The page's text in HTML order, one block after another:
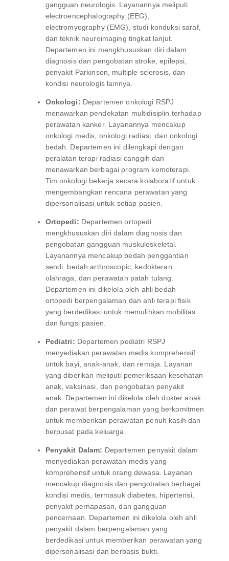
gangguan neurologis. Layanannya meliputi
electroencephalography (EEG),
electromyography (EMG), studi konduksi saraf,
dan teknik neuroimaging tingkat lanjut.
Departemen ini mengkhususkan diri dalam
diagnosis dan pengobatan stroke, epilepsi,
penyakit Parkinson, multiple sclerosis, dan
kondisi neurologis lainnya.
Onkologi: Departemen onkologi RSPJ
menawarkan pendekatan multidisiplin terhadap
perawatan kanker. Layanannya mencakup
onkologi medis, onkologi radiasi, dan onkologi
bedah. Departemen ini dilengkapi dengan
peralatan terapi radiasi canggih dan
menawarkan berbagai program kemoterapi.
Tim onkologi bekerja secara kolaboratif untuk
mengembangkan rencana perawatan yang
dipersonalisasi untuk setiap pasien.
Ortopedi: Departemen ortopedi
mengkhususkan diri dalam diagnosis dan
pengobatan gangguan muskuloskeletal.
Layanannya mencakup bedah penggantian
sendi, bedah arthroscopic, kedokteran
olahraga, dan perawatan patah tulang.
Departemen ini dikelola oleh ahli bedah
ortopedi berpengalaman dan ahli terapi fisik
yang berdedikasi untuk memulihkan mobilitas
dan fungsi pasien.
Pediatri: Departemen pediatri RSPJ
menyediakan perawatan medis komprehensif
untuk bayi, anak-anak, dan remaja. Layanan
yang diberikan meliputi pemeriksaan kesehatan
anak, vaksinasi, dan pengobatan penyakit
anak. Departemen ini dikelola oleh dokter anak
dan perawat berpengalaman yang berkomitmen
untuk memberikan perawatan penuh kasih dan
berpusat pada keluarga.
Penyakit Dalam: Departemen penyakit dalam
menyediakan perawatan medis yang
komprehensif untuk orang dewasa. Layanan
mencakup diagnosis dan pengobatan berbagai
kondisi medis, termasuk diabetes, hipertensi,
penyakit pernapasan, dan gangguan
pencernaan. Departemen ini dikelola oleh ahli
penyakit dalam berpengalaman yang
berdedikasi untuk memberikan perawatan yang
dipersonalisasi dan berbasis bukti.